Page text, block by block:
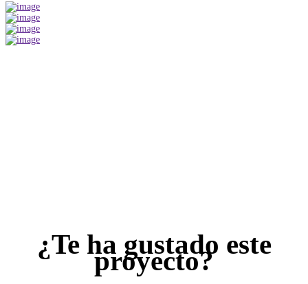
¿Te ha gustado este
proyecto?